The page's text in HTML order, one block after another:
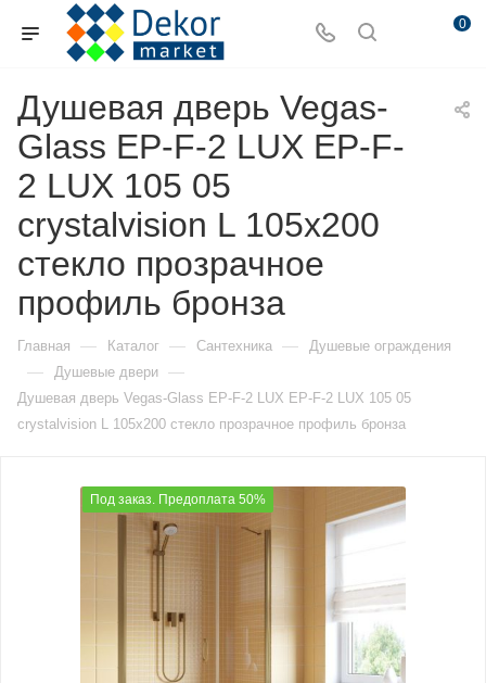
0
Душевая дверь Vegas-
Glass EP-F-2 LUX EP-F-
2 LUX 105 05
crystalvision L 105х200
стекло прозрачное
профиль бронза
Главная — Каталог — Сантехника — Душевые ограждения
— Душевые двери —
Душевая дверь Vegas-Glass EP-F-2 LUX EP-F-2 LUX 105 05
crystalvision L 105х200 стекло прозрачное профиль бронза
Под заказ. Предоплата 50%